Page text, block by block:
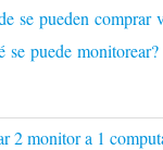
se pueden comprar
se puede monitorear?
2 monitor a 1